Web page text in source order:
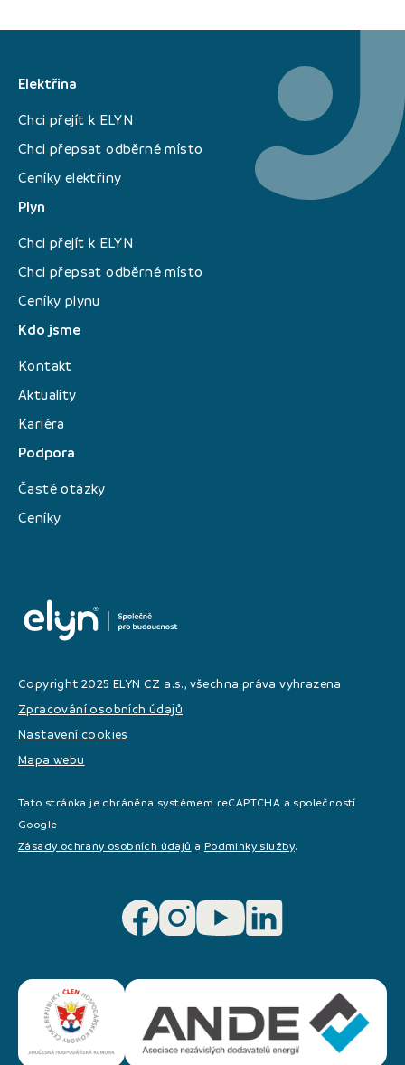
Elektřina
Chci přejít k ELYN
Chci přepsat odběrné místo
Ceníky elektřiny
Plyn
Chci přejít k ELYN
Chci přepsat odběrné místo
Ceníky plynu
Kdo jsme
Kontakt
Aktuality
Kariéra
Podpora
Časté otázky
Ceníky
Copyright 2025 ELYN CZ a.s., všechna práva vyhrazena
Zpracování osobních údajů
Nastavení cookies
Mapa webu
Tato stránka je chráněna systémem reCAPTCHA a společností
Google
Zásady ochrany osobních údajů a Podminky služby.